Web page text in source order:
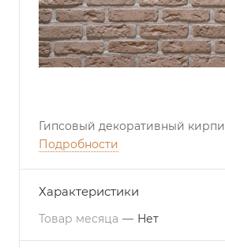
Гипсовый декоративный
Подробности
Характеристики
Товар месяца — Нет